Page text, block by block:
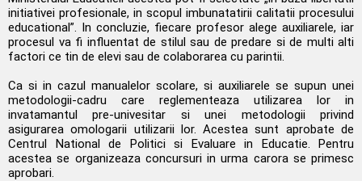
initiativei profesionale, in scopul imbunatatirii calitatii procesului
educational”. In concluzie, fiecare profesor alege auxiliarele, iar
procesul va fi influentat de stilul sau de predare si de multi alti
factori ce tin de elevi sau de colaborarea cu parintii.
Ca si in cazul manualelor scolare, si auxiliarele se supun unei
metodologii-cadru care reglementeaza utilizarea lor in
invatamantul pre-univesitar si unei metodologii privind
asigurarea omologarii utilizarii lor. Acestea sunt aprobate de
Centrul National de Politici si Evaluare in Educatie. Pentru
acestea se organizeaza concursuri in urma carora se primesc
aprobari.